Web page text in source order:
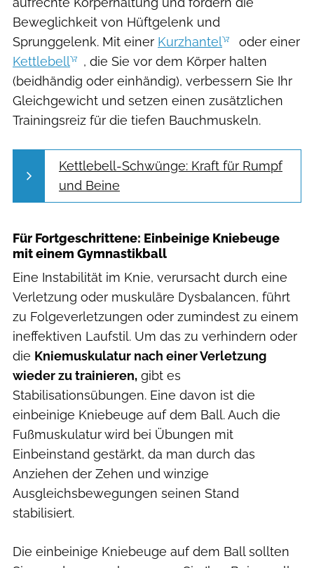
Beweglichkeit von Hüftgelenk und
Sprunggelenk. Mit einer Kurzhantel
oder einer
Kettlebell
, die Sie vor dem Körper halten
(beidhändig oder einhändig), verbessern Sie Ihr
Gleichgewicht und setzen einen zusätzlichen
Trainingsreiz für die tiefen Bauchmuskeln.
Kettlebell-Schwünge: Kraft für Rumpf
und Beine
Für Fortgeschrittene: Einbeinige Kniebeuge
mit einem Gymnastikball
Eine Instabilität im Knie, verursacht durch eine
Verletzung oder muskuläre Dysbalancen, führt
zu Folgeverletzungen oder zumindest zu einem
ineffektiven Laufstil. Um das zu verhindern oder
die Kniemuskulatur nach einer Verletzung
wieder zu trainieren, gibt es
Stabilisationsübungen. Eine davon ist die
einbeinige Kniebeuge auf dem Ball. Auch die
Fußmuskulatur wird bei Übungen mit
Einbeinstand gestärkt, da man durch das
Anziehen der Zehen und winzige
Ausgleichsbewegungen seinen Stand
stabilisiert.
Die einbeinige Kniebeuge auf dem Ball sollten